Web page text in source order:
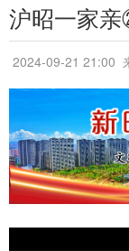
沪昭一家
2024-09-21 21:00